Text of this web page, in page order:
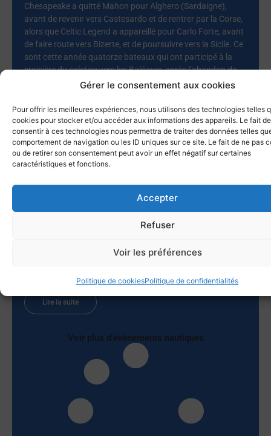
Gérer le consentement aux cookies
Pour offrir les meilleures expériences, nous utilisons des technologies telles
cookies pour stocker et/ou accéder aux informations des appareils. Le fait de
consentir à ces technologies nous permettra de traiter des données telles
comportement de navigation ou les ID uniques sur ce site. Le fait de ne pas
ou de retirer son consentement peut avoir un effet négatif sur certaines
caractéristiques et fonctions.
Accepter
Refuser
Voir les préférences
Politique de cookiesPolitique de confidentialités
Chesapeake a quitté Mahon pour Alghero (Sardaigne),
avant de revenir vers Castesardo et de rentrer par la Corse,
alors que Celtic Legend a appareillé pour Carlo Forte, avant
de faire route vers Bizerte, et de poursuivre vers la Sicile. Ce
sont cette année quatorze bateaux qui ont participé à la
croisière du solstice vers les Baléares, après l’abandon de
deux autres pour raisons
Lire la suite
Le Lupin gagne la Giraglia 2026 !
25 juin 2026
de petit temps nombre de voiliers pouvaient prétendre au
titre. Nous prenons un excellent départ dans 6 knts de vent
et prenons la tête de la flotte. Une option routage délicate
le choix il faut prendre des risques. La flotte part à droite on
régleurs font des merveilles et nous voilà à
Lire la suite
Voir plus d'évènements nautiques